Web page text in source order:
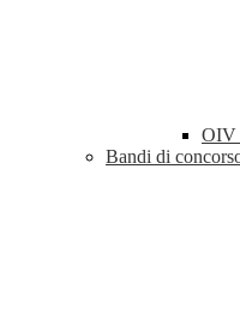
OIV
Bandi di